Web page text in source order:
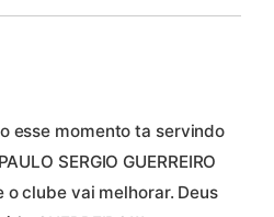
esse momento ta servindo
SERGIO GUERREIRO
o clube vai melhorar. Deus